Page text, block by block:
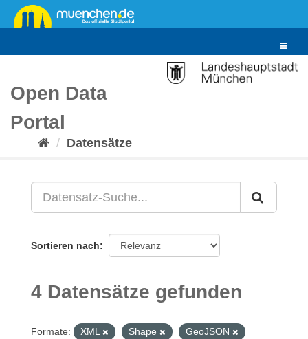
Überspringen
zum
Toggle
Open Data
Portal
Datensätze
Sortieren nach
4 Datensätze gefunden
Formate: XML Shape
GeoJSON